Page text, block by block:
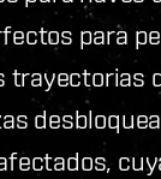
para
trayectorias